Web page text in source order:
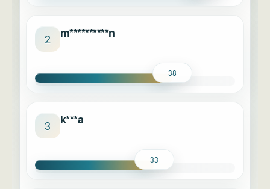
2 m**********n
38
3 k***a
33